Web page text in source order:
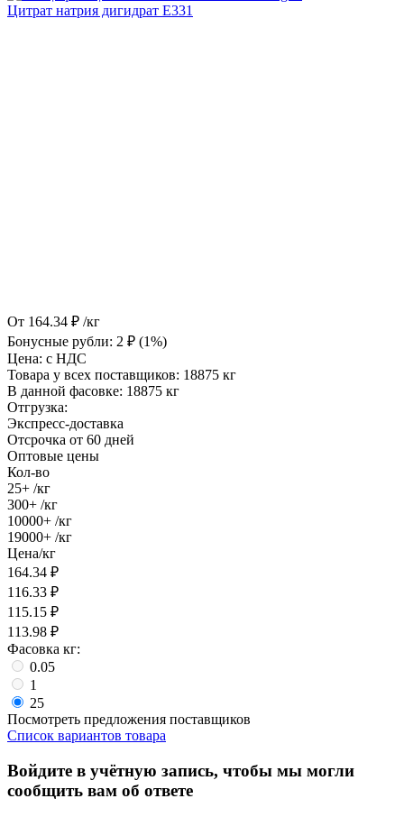
От 164.34 ₽ /кг
Бонусные рубли: 2 ₽ (1%)
Цена: с НДС
Товара у всех поставщиков: 18875 кг
В данной фасовке: 18875 кг
Отгрузка:
Экспресс-доставка
Отсрочка от 60 дней
Оптовые цены
Кол-во
25+ /кг
300+ /кг
10000+ /кг
19000+ /кг
Цена/кг
164.34 ₽
116.33 ₽
115.15 ₽
113.98 ₽
Фасовка кг:
0.05
1
25
Посмотреть предложения поставщиков
Список вариантов товара
Войдите в учётную запись, чтобы мы могли
сообщить вам об ответе